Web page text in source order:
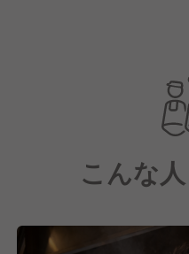
スタッフとお客様が名
単にお腹を満たす場所
の元気をチャージでき
こんな